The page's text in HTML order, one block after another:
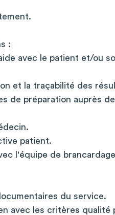
:
avec le patient et/ou
et la traçabilité des
de préparation auprès
patient.
l'équipe de
du service.
avec les critères qualité